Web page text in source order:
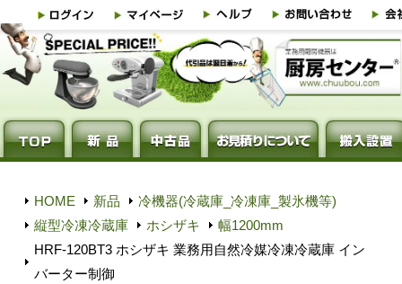
HOME 新品
冷機器(冷蔵庫_冷凍庫_製氷機等)
縦型冷凍冷蔵庫
ホシザキ
幅1200mm
HRF-120BT3 ホシザキ 業務用自然冷媒冷凍冷蔵庫 イン
バーター制御